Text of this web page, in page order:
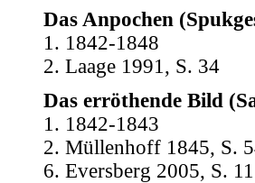
Das Anpochen
1. 1842-1848
2. Laage 1991, S. 34
Das erröthende Bild
1. 1842-1843
2. Müllenhoff 1845, S.
6. Eversberg 2005, S.